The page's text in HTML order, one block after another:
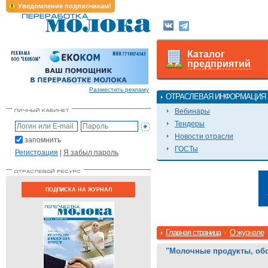
Уведомление подписчикам!
Разместить рекламу
запомнить
Регистрация | Я забыл пароль
ПОДПИСКА НА ЖУРНАЛ
Каталог
предприятий
ОТРАСЛЕВАЯ ИНФОРМАЦИЯ
Вебинары
Тендеры
Новости отрасли
ГОСТы
Главная страница О журнале
"Молочные продукты,